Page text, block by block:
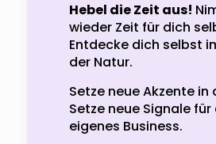
Hebel die Zeit aus!
wieder Zeit für dich
Entdecke dich selbst
der Natur.
Setze neue Akzente in
Setze neue Signale für
eigenes Business.